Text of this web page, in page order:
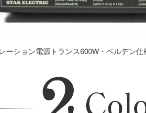
ーション電源トランス600W・ベルデン仕